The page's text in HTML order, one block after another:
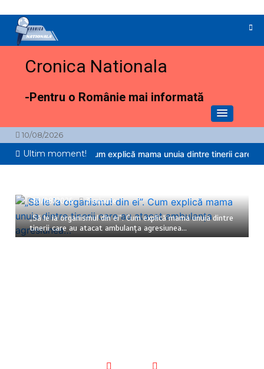
conținut
Cronica Nationala
-Pentru o Românie mai informată
10/08/2026
Ultim moment!
din ei”. Cum explică mama unuia dintre tinerii care au
10/08/2026 3 minute
„Să le ia organismul din ei”. Cum explică mama unuia dintre
tinerii care au atacat ambulanța agresiunea…